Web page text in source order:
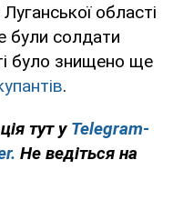
області
були солдати
було знищено ще
.
тут у Telegram-
Не ведіться на